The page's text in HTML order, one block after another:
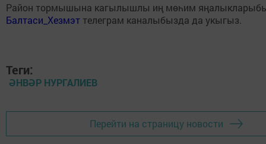
Район тормышына кагылышлы иң мөһим
Балтаси_Хезмэт телеграм каналыбызда да укыгыз.
Теги:
ӘНВӘР НУРГАЛИЕВ
Перейти на страницу новости